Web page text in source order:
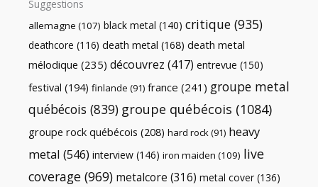
Suggestions
allemagne (107) black metal (140) critique (935)
deathcore (116) death metal (168) death metal
mélodique (235) découvrez (417) entrevue (150)
festival (194) finlande (91) france (241) groupe metal
québécois (839) groupe québécois (1084)
groupe rock québécois (208) hard rock(91) heavy
metal (546) interview (146) iron maiden (109) live
coverage (969) metalcore (316) metal cover (136)